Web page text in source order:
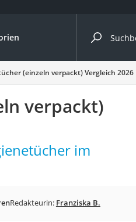
Vergleiche nach Kategorie
(einzeln verpackt) Vergleich 2026
verpackt)
im
Redakteurin: Franziska B.